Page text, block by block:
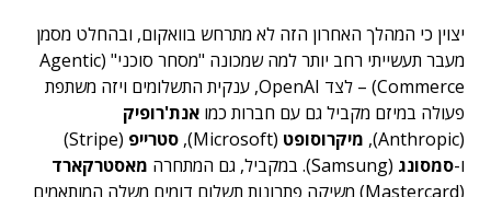
יצוין כי המהלך האחרון הזה לא מתרחש בוואקום, ובהחלט מסמן
מעבר תעשייתי רחב יותר למה שמכונה "מסחר סוכני" (Agentic
Commerce) – לצד OpenAI, ענקית התשלומים ויזה משתפת
פעולה במיזם מקביל גם עם חברות כמו אנת'רופיק
(Anthropic),
מיקרוסופט (Microsoft), סטרייפ
(Stripe)
ו-סמסונג (Samsung). במקביל, גם המתחרה
מאסטרקארד
(Mastercard) משיקה פתרונות תשלום דומים משלה המותאמים